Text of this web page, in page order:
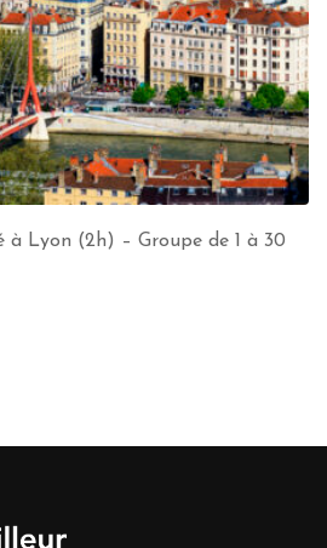
à Lyon (2h) – Groupe de 1 à 30